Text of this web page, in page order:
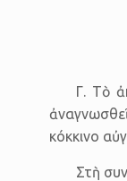
Γ. Τὸ
κόκκινο
Στὴ